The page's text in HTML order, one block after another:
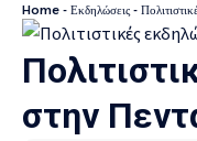
Home - Εκδηλώσεις -
στην